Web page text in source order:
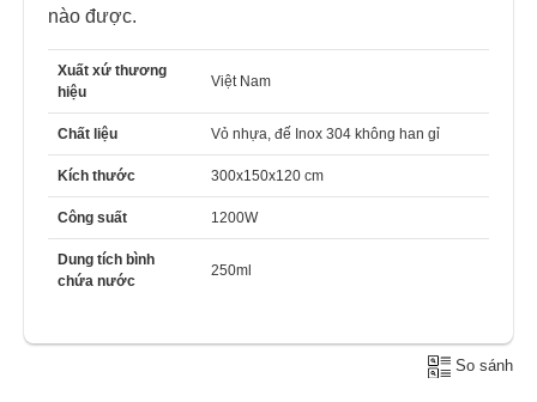
nào được.
Xuất xứ thương
hiệu
Việt Nam
Chất liệu Vỏ nhựa, đế Inox 304 không han gỉ
Kích thước 300x150x120 cm
Công suất 1200W
Dung tích bình
chứa nước
250ml
So sánh